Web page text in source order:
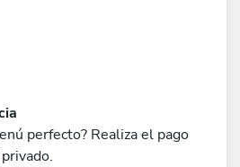
perfecto? Realiza el pago